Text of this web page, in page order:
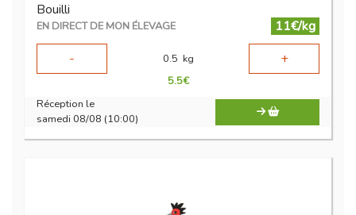
Bouilli
EN DIRECT DE MON ÉLEVAGE
11€/kg
-
0.5 kg +
5.5€
Réception le
samedi 08/08 (10:00)